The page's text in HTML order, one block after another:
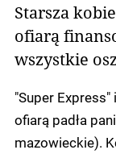
Starsza
ofiarą
wszystkie
"Super
ofiarą padła
mazowieckie).